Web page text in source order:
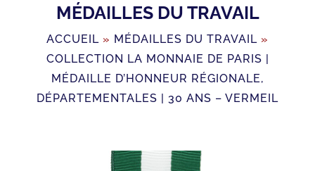
MÉDAILLES DU TRAVAIL
ACCUEIL » MÉDAILLES DU TRAVAIL »
COLLECTION LA MONNAIE DE PARIS |
MÉDAILLE D’HONNEUR RÉGIONALE,
DÉPARTEMENTALES | 30 ANS – VERMEIL